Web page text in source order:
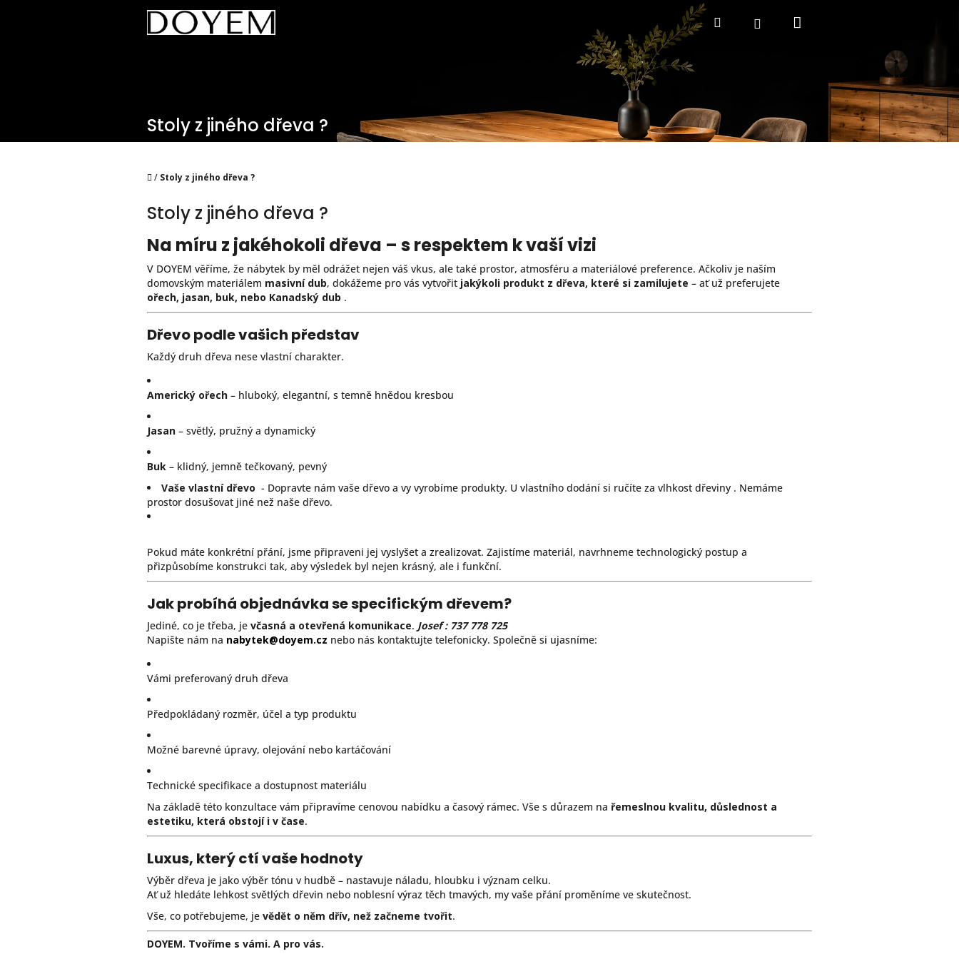
HledatPřihlášení
Stoly z jiného dřeva ?
Domů
/ Stoly z jiného dřeva ?
Stoly z jiného dřeva ?
Na míru z jakéhokoli dřeva – s respektem k vaší vizi
V DOYEM věříme, že nábytek by měl odrážet nejen váš vkus, ale také prostor, atmosféru a materiálové preference. Ačkoliv je naším
domovským materiálem masivní dub, dokážeme pro vás vytvořit jakýkoli produkt z dřeva, které si zamilujete – ať už preferujete
ořech, jasan, buk, nebo Kanadský dub .
Dřevo podle vašich představ
Každý druh dřeva nese vlastní charakter.
Americký ořech – hluboký, elegantní, s temně hnědou kresbou
Jasan – světlý, pružný a dynamický
Buk – klidný, jemně tečkovaný, pevný
Vaše vlastní dřevo - Dopravte nám vaše dřevo a vy vyrobíme produkty. U vlastního dodání si ručíte za vlhkost dřeviny . Nemáme
prostor dosušovat jiné než naše dřevo.
Pokud máte konkrétní přání, jsme připraveni jej vyslyšet a zrealizovat. Zajistíme materiál, navrhneme technologický postup a
přizpůsobíme konstrukci tak, aby výsledek byl nejen krásný, ale i funkční.
Jak probíhá objednávka se specifickým dřevem?
Jediné, co je třeba, je včasná a otevřená komunikace. Josef : 737 778 725
Napište nám na nabytek@doyem.cz nebo nás kontaktujte telefonicky. Společně si ujasníme:
Vámi preferovaný druh dřeva
Předpokládaný rozměr, účel a typ produktu
Možné barevné úpravy, olejování nebo kartáčování
Technické specifikace a dostupnost materiálu
Na základě této konzultace vám připravíme cenovou nabídku a časový rámec. Vše s důrazem na řemeslnou kvalitu, důslednost a
estetiku, která obstojí i v čase.
Luxus, který ctí vaše hodnoty
Výběr dřeva je jako výběr tónu v hudbě – nastavuje náladu, hloubku i význam celku.
Ať už hledáte lehkost světlých dřevin nebo noblesní výraz těch tmavých, my vaše přání proměníme ve skutečnost.
Vše, co potřebujeme, je vědět o něm dřív, než začneme tvořit.
DOYEM. Tvoříme s vámi. A pro vás.